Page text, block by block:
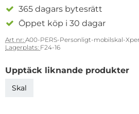
365 dagars bytesrätt
Öppet köp i 30 dagar
Art nr: A00-PERS-Personligt-mobilskal-
Lagerplats: F24-16
Upptäck liknande produkter
Skal